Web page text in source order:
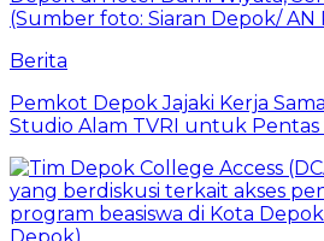
Berita
Pemkot Depok Jajaki Kerja
Studio Alam TVRI untuk Pentas